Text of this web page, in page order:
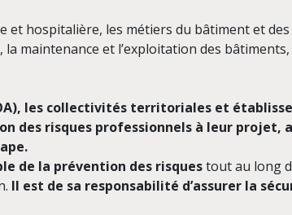
hospitalière, les métiers du bâtiment et
maintenance et l’exploitation des
les collectivités territoriales et
des risques professionnels à leur
de la prévention des risquestout au long
Il est de sa responsabilité d’assurer la